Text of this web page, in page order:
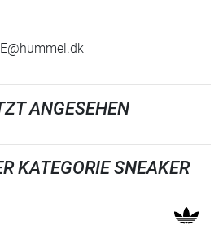
ANGESEHEN
KATEGORIE SNEAKER